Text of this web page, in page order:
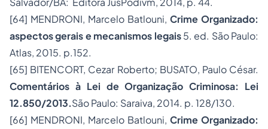
[64] MENDRONI, Marcelo Batlouni, Crime Organizado:
aspectos gerais e mecanismos legais5. ed. São Paulo:
Atlas, 2015. p.152.
[65] BITENCORT, Cezar Roberto; BUSATO, Paulo César.
Comentários à Lei de Organização Criminosa: Lei
12.850/2013.São Paulo: Saraiva, 2014. p. 128/130.
[66] MENDRONI, Marcelo Batlouni, Crime Organizado: